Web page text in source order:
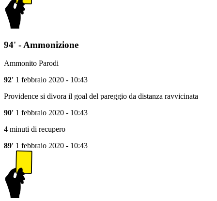
94' - Ammonizione
Ammonito Parodi
92' 1 febbraio 2020 - 10:43
Providence si divora il goal del pareggio da distanza ravvicinata
90' 1 febbraio 2020 - 10:43
4 minuti di recupero
89' 1 febbraio 2020 - 10:43